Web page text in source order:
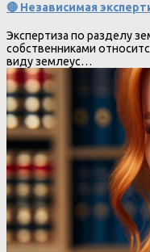
🔴 Независимая
Экспертиза по разделу
собственниками
виду землеус…